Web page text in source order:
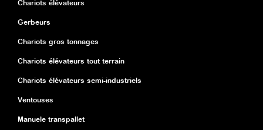
Chariots élévateurs
Gerbeurs
Chariots gros tonnages
Chariots élévateurs tout terrain
Chariots élévateurs semi-industriels
Ventouses
Manuele transpallet